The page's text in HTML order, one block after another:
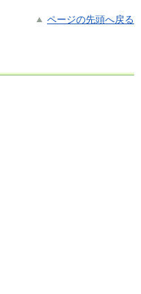
ページの先頭へ戻る